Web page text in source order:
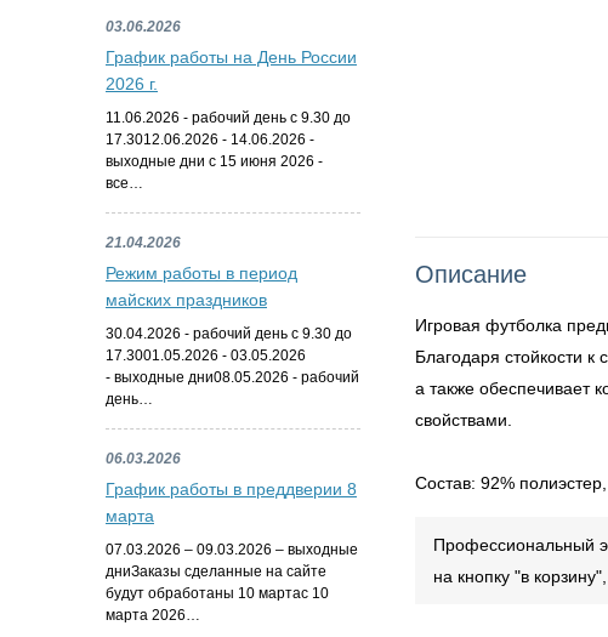
03.06.2026
График работы на День России
2026 г.
11.06.2026 - рабочий день с 9.30 до
17.3012.06.2026 - 14.06.2026 -
выходные дни с 15 июня 2026 -
все…
21.04.2026
Режим работы в период
майских праздников
30.04.2026 - рабочий день с 9.30 до
17.3001.05.2026 - 03.05.2026
- выходные дни08.05.2026 - рабочий
день…
06.03.2026
График работы в преддверии 8
марта
07.03.2026 – 09.03.2026 – выходные
дниЗаказы сделанные на сайте
будут обработаны 10 мартас 10
марта 2026…
Описание
Игровая футболка
Благодаря стойкости
а также обеспечивает
свойствами.
Состав: 92%
Профессиональный
на кнопку "в